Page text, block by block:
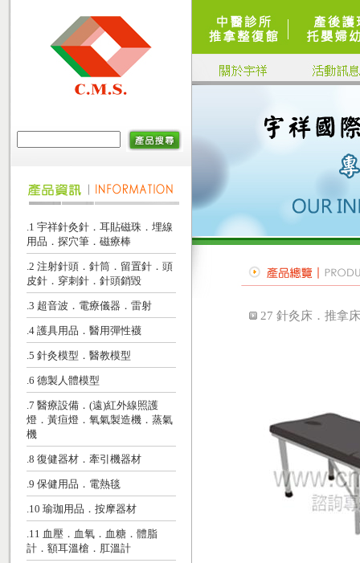
.1 宇祥針灸針．耳貼磁珠．埋線
用品．探穴筆．磁療棒
.2 注射針頭．針筒．留置針．頭
皮針．穿刺針．針頭銷毀
.3 超音波．電療儀器．雷射
.4 護具用品．醫用彈性襪
.5 針灸模型．醫教模型
.6 德製人體模型
.7 醫療設備．(遠)紅外線照護
燈．黃疸燈．氧氣製造機．蒸氣
機
.8 復健器材．牽引機器材
.9 保健用品．電熱毯
.10 瑜珈用品．按摩器材
.11 血壓．血氧．血糖．體脂
計．額耳溫槍．肛溫計
27 針灸床．推拿